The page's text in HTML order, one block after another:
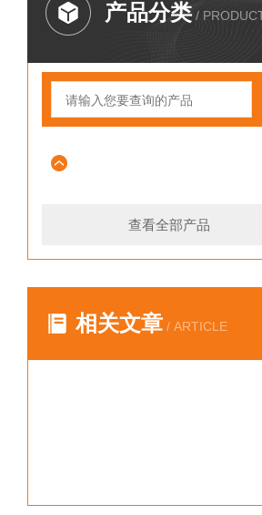
产品分类 /
查看全部产品
相关文章 / ARTICLE